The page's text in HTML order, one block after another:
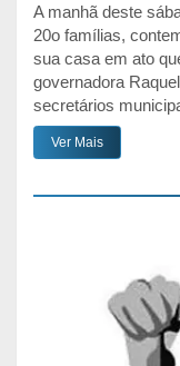
A manhã deste
20o famílias,
sua casa em ato
governadora
secretários
Ver Mais